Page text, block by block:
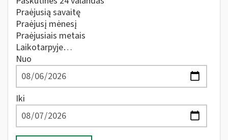
Praėjusią savaitę
Praėjusį mėnesį
Praėjusiais metais
Laikotarpyje…
Nuo
Iki